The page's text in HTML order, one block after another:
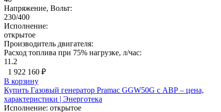
Напряжение, Вольт:
230/400
Исполнение:
открытое
Производитель двигателя:
Расход топлива при 75% нагрузке, л/час:
11.2
1 922 160 ₽
В корзину
Купить Газовый генератор Pramac GGW50G с АВР – цена,
характеристики | Энерготека
Исполнение: открытое